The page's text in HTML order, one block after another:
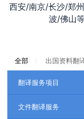
西安/南京/长沙/郑
波/佛山
全部 出国资料翻
翻译服务项目
文件翻译服务